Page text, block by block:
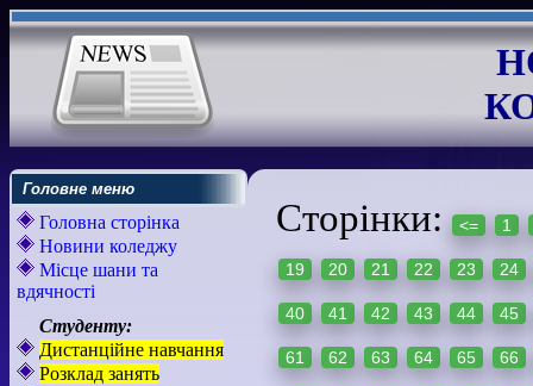
Головне меню
Головна сторінка
Новини коледжу
Місце шани та
вдячності
Студенту:
Дистанційне навчання
Розклад занять
Сторінки: <= 1
19 20 21 22 23 24
40 41 42 43 44 45
61 62 63 64 65 66